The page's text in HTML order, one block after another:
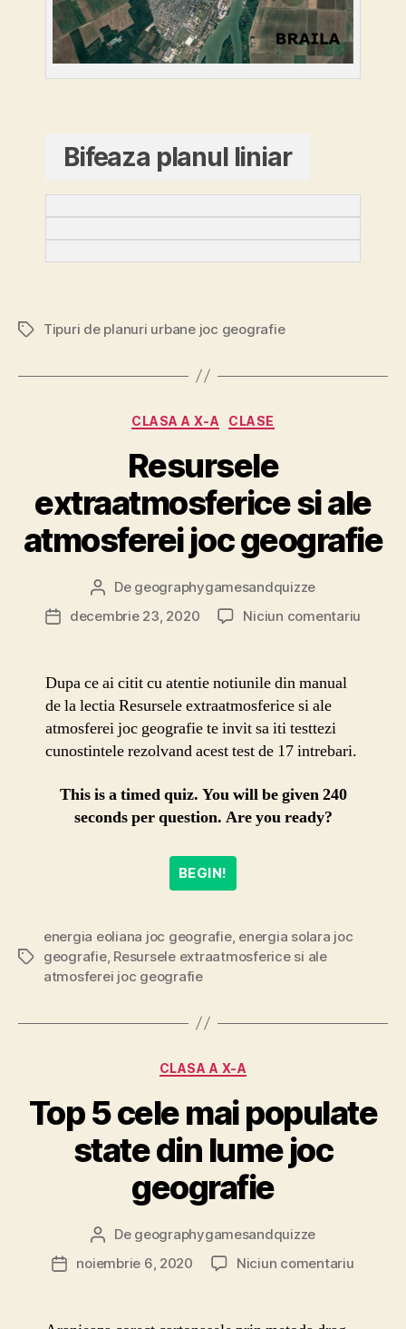
Bifeaza planul liniar
EticheteTipuri de planuri urbane joc geografie
Categorii
CLASA A X-A CLASE
Resursele
extraatmosferice si ale
atmosferei joc geografie
Autor
articol
De geographygamesandquizze
Datădecembrie 23, 2020 Niciun comentariu
Dupa ce ai citit cu atentie notiunile din manual
de la lectia Resursele extraatmosferice si ale
atmosferei joc geografie te invit sa iti testtezi
cunostintele rezolvand acest test de 17 intrebari.
This is a timed quiz. You will be given 240
seconds per question. Are you ready?
BEGIN!
Etichete
energia eoliana joc geografie, energia solara joc
geografie, Resursele extraatmosferice si ale
atmosferei joc geografie
Categorii
CLASA A X-A
Top 5 cele mai populate
state din lume joc
geografie
Autor
articol
De geographygamesandquizze
Datănoiembrie 6, 2020 Niciun comentariula